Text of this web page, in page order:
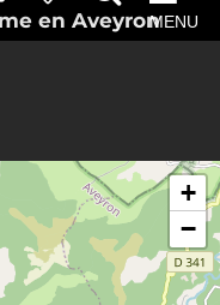
en AveyronMENU
+
−